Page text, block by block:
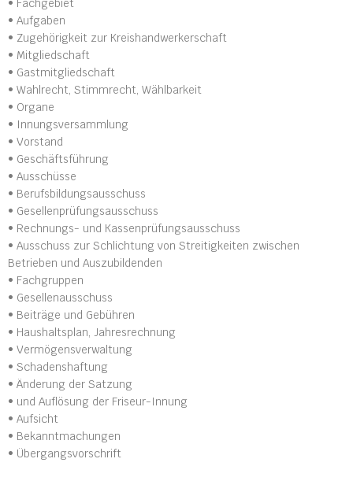
• Aufgaben
• Zugehörigkeit zur Kreishandwerkerschaft
• Mitgliedschaft
• Gastmitgliedschaft
• Wahlrecht, Stimmrecht, Wählbarkeit
• Organe
• Innungsversammlung
• Vorstand
• Geschäftsführung
• Ausschüsse
• Berufsbildungsausschuss
• Gesellenprüfungsausschuss
• Rechnungs- und Kassenprüfungsausschuss
• Ausschuss zur Schlichtung von Streitigkeiten zwischen
Betrieben und Auszubildenden
• Fachgruppen
• Gesellenausschuss
• Beiträge und Gebühren
• Haushaltsplan, Jahresrechnung
• Vermögensverwaltung
• Schadenshaftung
• Änderung der Satzung
• und Auflösung der Friseur-Innung
• Aufsicht
• Bekanntmachungen
• Übergangsvorschrift